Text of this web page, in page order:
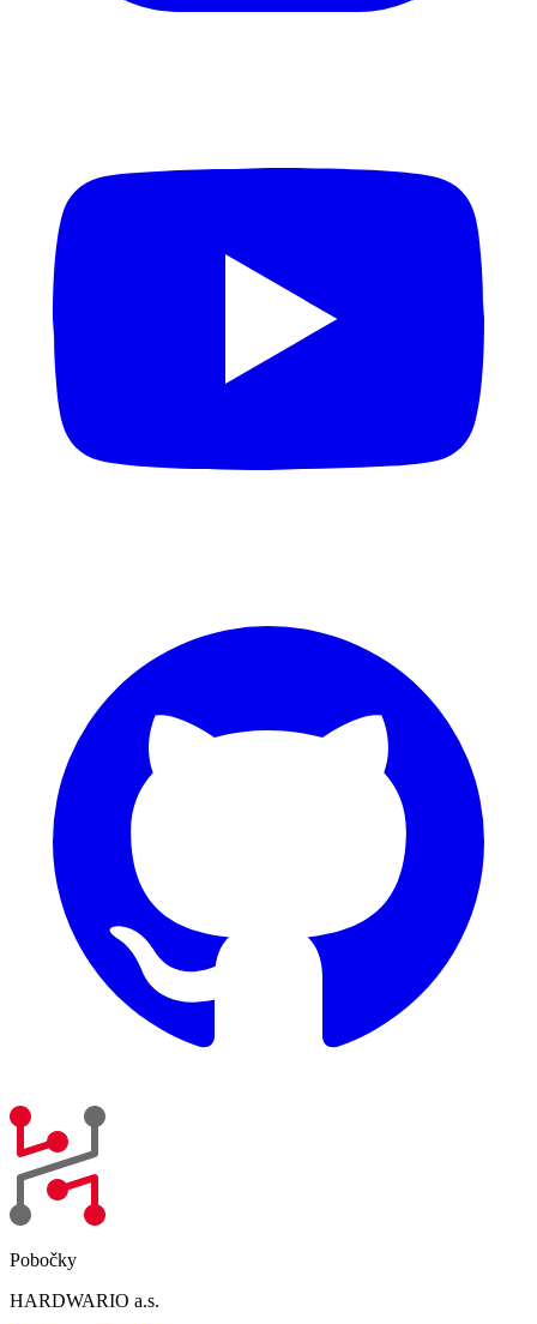
Pobočky
HARDWARIO a.s.